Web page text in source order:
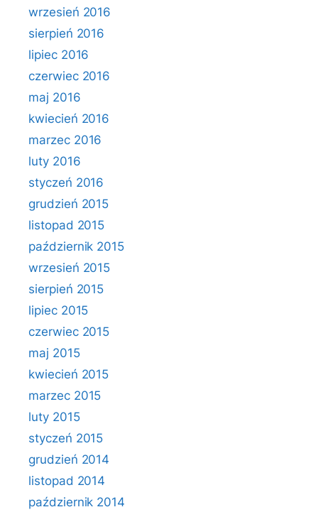
wrzesień 2016
sierpień 2016
lipiec 2016
czerwiec 2016
maj 2016
kwiecień 2016
marzec 2016
luty 2016
styczeń 2016
grudzień 2015
listopad 2015
październik 2015
wrzesień 2015
sierpień 2015
lipiec 2015
czerwiec 2015
maj 2015
kwiecień 2015
marzec 2015
luty 2015
styczeń 2015
grudzień 2014
listopad 2014
październik 2014